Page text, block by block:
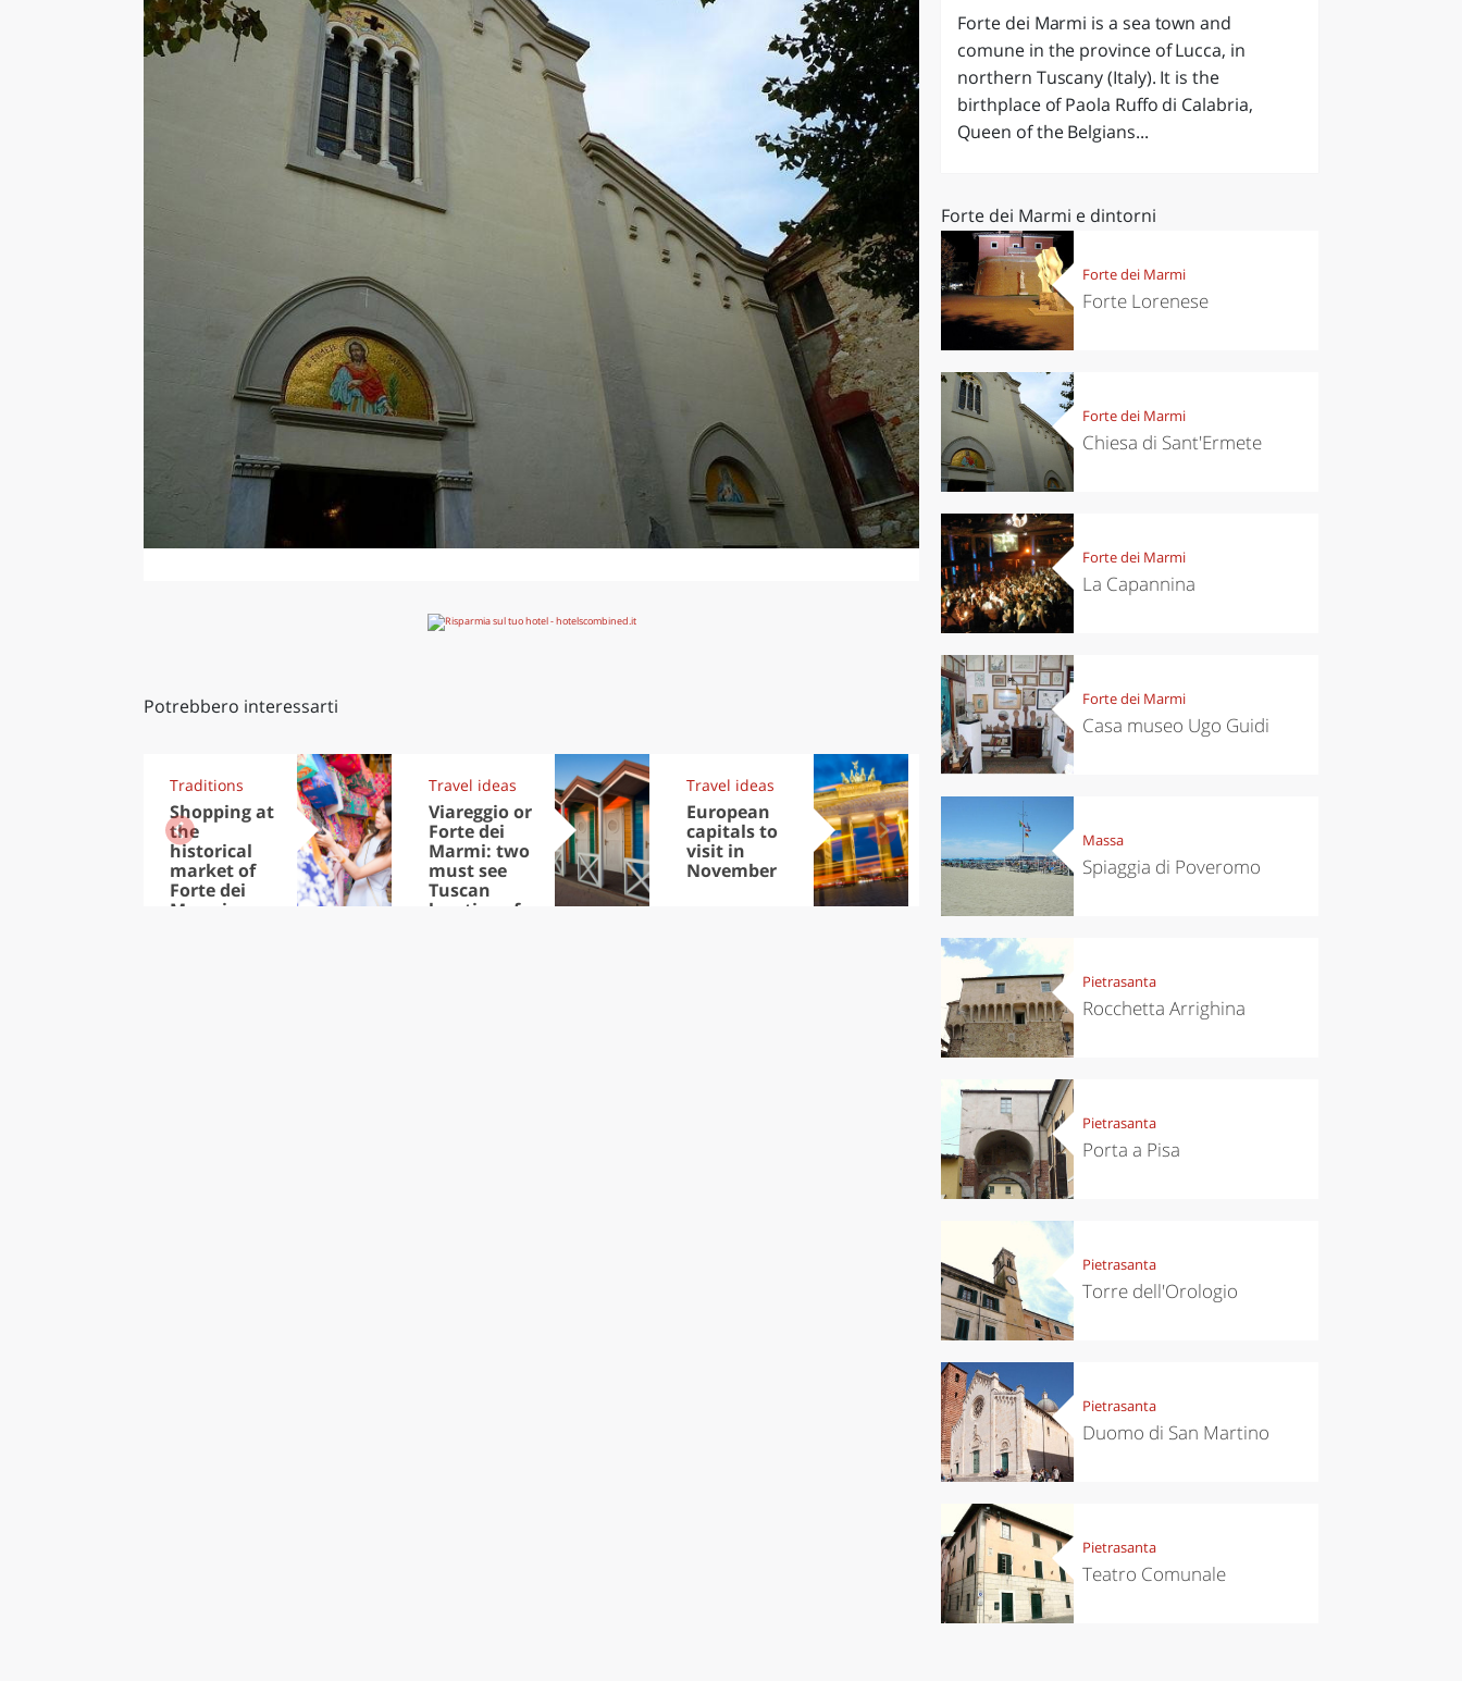
Potrebbero interessarti
Traditions
Shopping at
the
historical
market of
Forte dei
Marmi
Travel ideas
Viareggio or
Forte dei
Marmi: two
must see
Tuscan
locations for
Travel ideas
European
capitals to
visit in
November
Let’s take a
trip to
Scopello to
discover the
wines,
Forte dei Marmi is a sea town and
comune in the province of Lucca, in
northern Tuscany (Italy). It is the
birthplace of Paola Ruffo di Calabria,
Queen of the Belgians...
Forte dei Marmi e dintorni
Forte dei Marmi
Forte Lorenese
Forte dei Marmi
Chiesa di Sant'Ermete
Forte dei Marmi
La Capannina
Forte dei Marmi
Casa museo Ugo Guidi
Massa
Spiaggia di Poveromo
Pietrasanta
Rocchetta Arrighina
Pietrasanta
Porta a Pisa
Pietrasanta
Torre dell'Orologio
Pietrasanta
Duomo di San Martino
Pietrasanta
Teatro Comunale